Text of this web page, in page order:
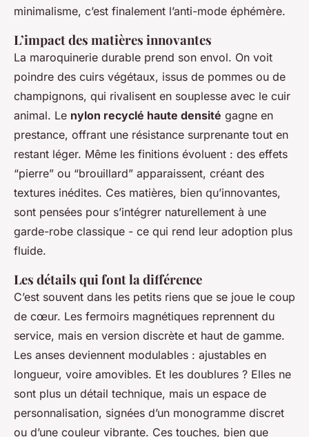
minimalisme, c’est finalement l’anti-mode éphémère.
L’impact des matières innovantes
La maroquinerie durable prend son envol. On voit
poindre des cuirs végétaux, issus de pommes ou de
champignons, qui rivalisent en souplesse avec le cuir
animal. Le nylon recyclé haute densité gagne en
prestance, offrant une résistance surprenante tout en
restant léger. Même les finitions évoluent : des effets
“pierre” ou “brouillard” apparaissent, créant des
textures inédites. Ces matières, bien qu’innovantes,
sont pensées pour s’intégrer naturellement à une
garde-robe classique - ce qui rend leur adoption plus
fluide.
Les détails qui font la différence
C’est souvent dans les petits riens que se joue le coup
de cœur. Les fermoirs magnétiques reprennent du
service, mais en version discrète et haut de gamme.
Les anses deviennent modulables : ajustables en
longueur, voire amovibles. Et les doublures ? Elles ne
sont plus un détail technique, mais un espace de
personnalisation, signées d’un monogramme discret
ou d’une couleur vibrante. Ces touches, bien que